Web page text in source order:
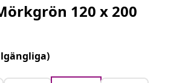
120 x 200